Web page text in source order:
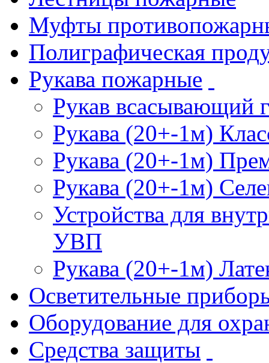
Муфты
Полиграфическая
Рукава пожарные
Рукав всасывающий
Рукава (20+-1м)
Рукава (20+-1м)
Рукава (20+-1м)
Устройства для
УВП
Рукава (20+-1м)
Осветительные
Оборудование для
Средства защиты